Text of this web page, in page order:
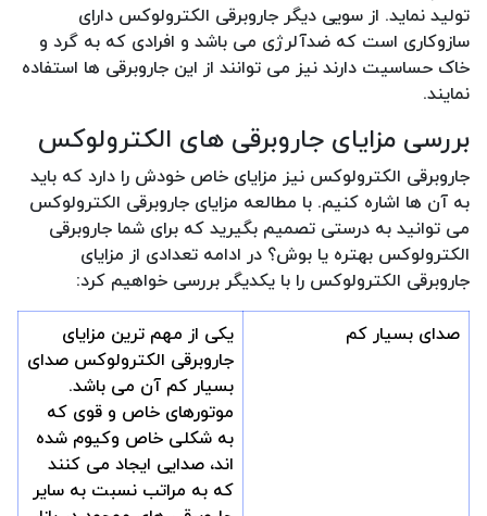
تولید نماید. از سویی دیگر جاروبرقی الکترولوکس دارای
سازوکاری است که ضدآلرژی می باشد و افرادی که به گرد و
خاک حساسیت دارند نیز می توانند از این جاروبرقی ها استفاده
نمایند.
بررسی مزایای جاروبرقی های الکترولوکس
جاروبرقی الکترولوکس نیز مزایای خاص خودش را دارد که باید
به آن ها اشاره کنیم. با مطالعه مزایای جاروبرقی الکترولوکس
می توانید به درستی تصمیم بگیرید که برای شما جاروبرقی
الکترولوکس بهتره یا بوش؟ در ادامه تعدادی از مزایای
جاروبرقی الکترولوکس را با یکدیگر بررسی خواهیم کرد:
صدای بسیار کم
یکی از مهم ترین مزایای
جاروبرقی الکترولوکس صدای
بسیار کم آن می باشد.
موتورهای خاص و قوی که
به شکلی خاص وکیوم شده
اند، صدایی ایجاد می کنند
که به مراتب نسبت به سایر